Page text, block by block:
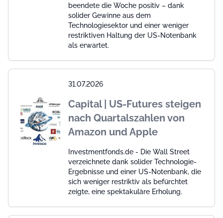
beendete die Woche positiv – dank
solider Gewinne aus dem
Technologiesektor und einer weniger
restriktiven Haltung der US-Notenbank
als erwartet.
31.07.2026
Capital | US-Futures steigen
nach Quartalszahlen von
Amazon und Apple
Investmentfonds.de - Die Wall Street
verzeichnete dank solider Technologie-
Ergebnisse und einer US-Notenbank, die
sich weniger restriktiv als befürchtet
zeigte, eine spektakuläre Erholung.